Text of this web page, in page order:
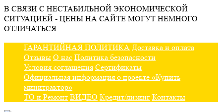
В СВЯЗИ С НЕСТАБИЛЬНОЙ ЭКОНОМИЧЕСКОЙ
СИТУАЦИЕЙ - ЦЕНЫ НА САЙТЕ МОГУТ НЕМНОГО
ОТЛИЧАТЬСЯ
ГАРАНТИЙНАЯ ПОЛИТИКА Доставка и оплата
Отзывы О нас Политика безопасности
Условия соглашения Сертификаты
Официальная информация о проекте «Купить
минитрактор»
ТО и Ремонт ВИДЕО Кредит/лизинг Контакты